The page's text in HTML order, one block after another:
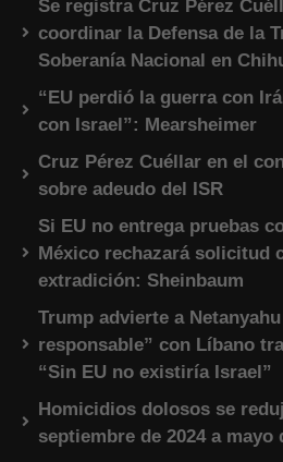
Se registra Cruz Pérez
coordinar la Defensa de la
Soberanía Nacional en
“EU perdió la guerra con
con Israel”: Mearsheimer
Cruz Pérez Cuéllar en el
sobre adeudo del ISR
Si EU no entrega pruebas
México rechazará solicitud
extradición: Sheinbaum
Trump advierte a
responsable” con Líbano
“Sin EU no existiría Israel”
Homicidios dolosos se
septiembre de 2024 a mayo